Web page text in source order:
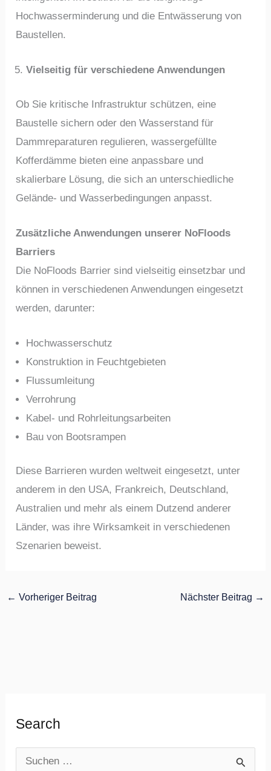
Hochwasserminderung und die Entwässerung von
Baustellen.
Vielseitig für verschiedene Anwendungen
Ob Sie kritische Infrastruktur schützen, eine
Baustelle sichern oder den Wasserstand für
Dammreparaturen regulieren, wassergefüllte
Kofferdämme bieten eine anpassbare und
skalierbare Lösung, die sich an unterschiedliche
Gelände- und Wasserbedingungen anpasst.
Zusätzliche Anwendungen unserer NoFloods
Barriers
Die NoFloods Barrier sind vielseitig einsetzbar und
können in verschiedenen Anwendungen eingesetzt
werden, darunter:
Hochwasserschutz
Konstruktion in Feuchtgebieten
Flussumleitung
Verrohrung
Kabel- und Rohrleitungsarbeiten
Bau von Bootsrampen
Diese Barrieren wurden weltweit eingesetzt, unter
anderem in den USA, Frankreich, Deutschland,
Australien und mehr als einem Dutzend anderer
Länder, was ihre Wirksamkeit in verschiedenen
Szenarien beweist.
← Vorheriger Beitrag Nächster Beitrag →
Search